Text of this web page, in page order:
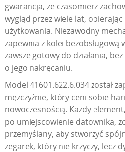
gwarancja, że czasomierz
wygląd przez wiele lat,
użytkowania. Niezawodny
zapewnia z kolei bezobsługową
zawsze gotowy do działania,
o jego nakręcaniu.
Model 41601.622.6.034 został
mężczyźnie, który ceni sobie
nowoczesnością. Każdy
po umiejscowienie datownika,
przemyślany, aby stworzyć
zegarek, który nie krzyczy, lecz